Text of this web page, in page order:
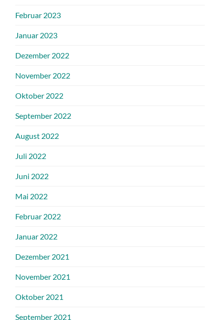
Februar 2023
Januar 2023
Dezember 2022
November 2022
Oktober 2022
September 2022
August 2022
Juli 2022
Juni 2022
Mai 2022
Februar 2022
Januar 2022
Dezember 2021
November 2021
Oktober 2021
September 2021